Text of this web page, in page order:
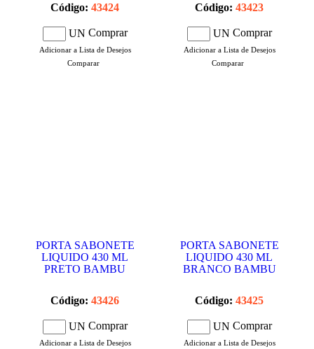
Código: 43424
UN Comprar
Adicionar a Lista de Desejos
Comparar
Código: 43423
UN Comprar
Adicionar a Lista de Desejos
Comparar
PORTA SABONETE
LIQUIDO 430 ML
PRETO BAMBU
Código: 43426
UN Comprar
Adicionar a Lista de Desejos
PORTA SABONETE
LIQUIDO 430 ML
BRANCO BAMBU
Código: 43425
UN Comprar
Adicionar a Lista de Desejos